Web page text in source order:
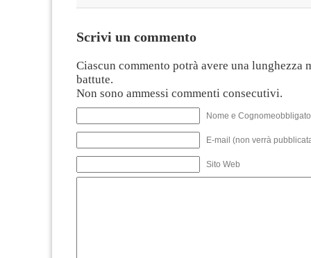
Scrivi un commento
Ciascun commento potrà avere una lunghezza
battute.
Non sono ammessi commenti consecutivi.
Nome e
E-mail (non verrà
Sito Web